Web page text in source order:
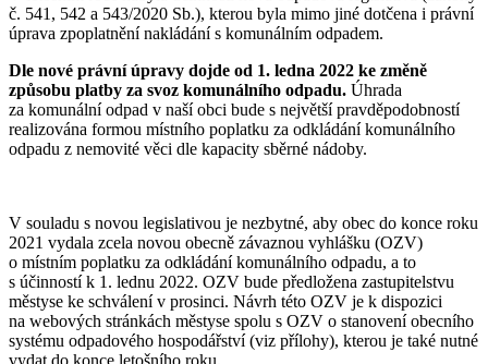
č. 541, 542 a 543/2020 Sb.), kterou byla mimo jiné dotčena i právní
úprava zpoplatnění nakládání s komunálním odpadem.
Dle nové právní úpravy dojde od 1. ledna 2022 ke změně
způsobu platby za svoz komunálního odpadu. Úhrada
za komunální odpad v naší obci bude s největší pravděpodobností
realizována formou místního poplatku za odkládání komunálního
odpadu z nemovité věci dle kapacity sběrné nádoby.
V souladu s novou legislativou je nezbytné, aby obec do konce roku
2021 vydala zcela novou obecně závaznou vyhlášku (OZV)
o místním poplatku za odkládání komunálního odpadu, a to
s účinností k 1. lednu 2022. OZV bude předložena zastupitelstvu
městyse ke schválení v prosinci. Návrh této OZV je k dispozici
na webových stránkách městyse spolu s OZV o stanovení obecního
systému odpadového hospodářství (viz přílohy), kterou je také nutné